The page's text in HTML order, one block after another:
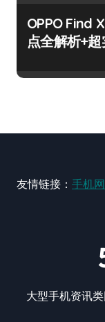
OPPO Find
点全解析+超
友情链接： 手机网
大型手机资讯